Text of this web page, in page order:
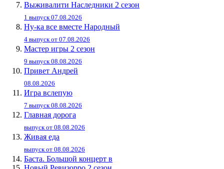
Выживалити Наследники 2 сезон
1 выпуск 07.08.2026
Ну-ка все вместе Народный
4 выпуск от 07.08.2026
Мастер игры 2 сезон
9 выпуск 08.08.2026
Привет Андpей
08.08.2026
Игра вслепую
7 выпуск 08.08.2026
Главная дорога
выпуск от 08.08.2026
Живaя eдa
выпуск от 08.08.2026
Баста. Большой концерт в